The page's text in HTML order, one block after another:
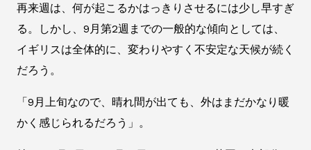
再来週は、何が起こるかはっきりさせるには少し早すぎ
る。しかし、9月第2週までの一般的な傾向としては、
イギリスは全体的に、変わりやすく不安定な天候が続く
だろう。
「9月上旬なので、晴れ間が出ても、外はまだかなり暖
かく感じられるだろう」。